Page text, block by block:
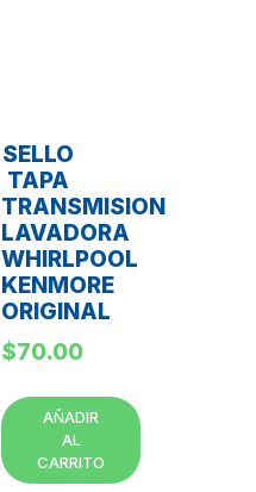
SELLO
TAPA
TRANSMISION
LAVADORA
WHIRLPOOL
KENMORE
ORIGINAL
$70.00
AÑADIR
AL
CARRITO